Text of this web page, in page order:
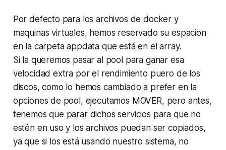
Por defecto para los archivos de docker y
maquinas virtuales, hemos reservado su espacion
en la carpeta appdata que está en el array.
Si la queremos pasar al pool para ganar esa
velocidad extra por el rendimiento puero de los
discos, como lo hemos cambiado a prefer en la
opciones de pool, ejecutamos MOVER, pero antes,
tenemos que parar dichos servicios para que no
estén en uso y los archivos puedan ser copiados,
ya que si los está usando nuestro sistema, no